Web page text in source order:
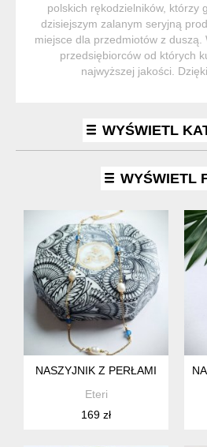
polskich rękodzielników, którzy
dzisiejszym zalanym seryjną
miejsce dla przedmiotów z duszą.
przedsiębiorców od których
najwyższej jakości.
WYŚWIETL
WYŚWIETL
NASZYJNIK Z PERŁAMI
Eteri
169 zł